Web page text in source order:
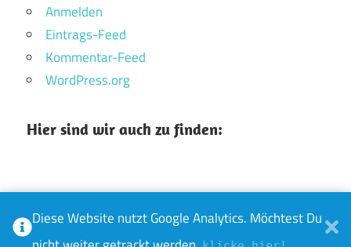
Anmelden
Eintrags-Feed
Kommentar-Feed
WordPress.org
Hier sind wir auch zu finden:
WordPress-Theme: Maxwell von ThemeZee.
Diese Website nutzt Google Analytics. Möchtest Du